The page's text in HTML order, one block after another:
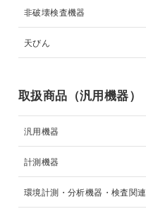
非破壊検査機器
天びん
取扱商品（汎用機器）
汎用機器
計測機器
環境計測・分析機器・検査関連